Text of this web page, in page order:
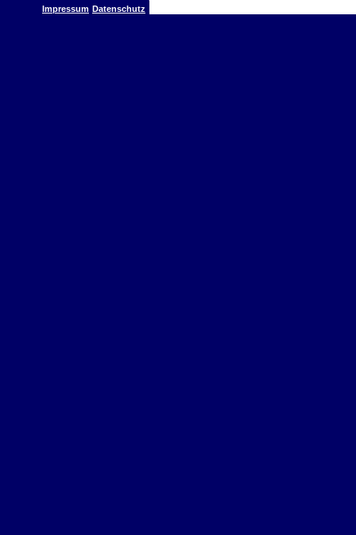
Impressum Datenschutz